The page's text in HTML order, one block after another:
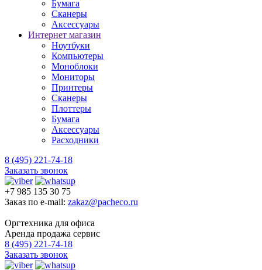
Бумага
Сканеры
Аксессуары
Интернет магазин
Ноутбуки
Компьютеры
Моноблоки
Мониторы
Принтеры
Сканеры
Плоттеры
Бумага
Аксессуары
Расходники
8 (495) 221-74-18
Заказать звонок
+7 985 135 30 75
Заказ по e-mail: zakaz@pacheco.ru
Оргтехника для офиса
Аренда продажа сервис
8 (495) 221-74-18
Заказать звонок